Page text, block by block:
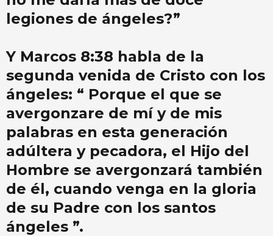
legiones de ángeles?”
Y Marcos 8:38 habla de la
segunda venida de Cristo con los
ángeles: “ Porque el que se
avergonzare de mí y de mis
palabras en esta generación
adúltera y pecadora, el Hijo del
Hombre se avergonzará también
de él, cuando venga en la gloria
de su Padre con los santos
ángeles ”.